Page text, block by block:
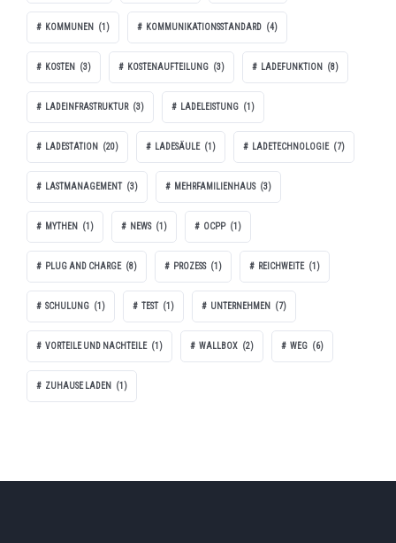
KOMMUNEN (1) KOMMUNIKATIONSSTANDARD (4)
KOSTEN (3) KOSTENAUFTEILUNG (3) LADEFUNKTION (8)
LADEINFRASTRUKTUR (3) LADELEISTUNG (1)
LADESTATION (20) LADESÄULE (1) LADETECHNOLOGIE (7)
LASTMANAGEMENT (3) MEHRFAMILIENHAUS (3)
MYTHEN (1) NEWS (1) OCPP (1)
PLUG AND CHARGE (8) PROZESS (1) REICHWEITE (1)
SCHULUNG (1) TEST (1) UNTERNEHMEN (7)
VORTEILE UND NACHTEILE (1) WALLBOX (2) WEG (6)
ZUHAUSE LADEN (1)